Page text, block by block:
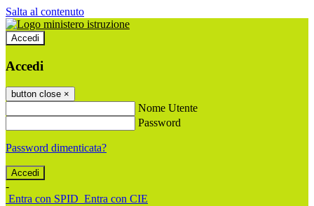
Salta al contenuto
Accedi
Accedi
button close ×
Nome Utente
Password
Password dimenticata?
-
Entra con SPID Entra con CIE